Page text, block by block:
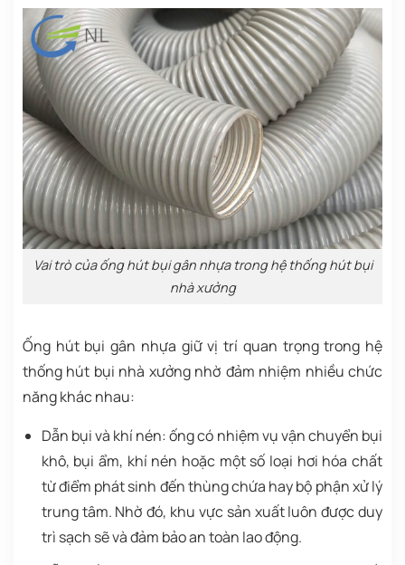
Vai trò của ống hút bụi gân nhựa trong hệ thống hút bụi
nhà xưởng
Ống hút bụi gân nhựa giữ vị trí quan trọng trong hệ
thống hút bụi nhà xưởng nhờ đảm nhiệm nhiều chức
năng khác nhau:
Dẫn bụi và khí nén: ống có nhiệm vụ vận chuyển bụi
khô, bụi ẩm, khí nén hoặc một số loại hơi hóa chất
từ điểm phát sinh đến thùng chứa hay bộ phận xử lý
trung tâm. Nhờ đó, khu vực sản xuất luôn được duy
trì sạch sẽ và đảm bảo an toàn lao động.